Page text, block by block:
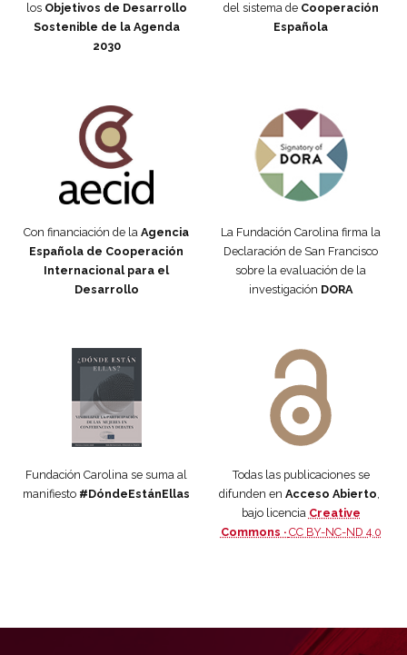
los Objetivos de Desarrollo
Sostenible de la Agenda
2030
del sistema de Cooperación
Española
Con financiación de la Agencia
Española de Cooperación
Internacional para el
Desarrollo
La Fundación Carolina firma la
Declaración de San Francisco
sobre la evaluación de la
investigación DORA
Fundación Carolina se suma al
manifiesto #DóndeEstánEllas
Todas las publicaciones se
difunden en Acceso Abierto,
bajo licencia Creative
Commons · CC BY-NC-ND 4.0